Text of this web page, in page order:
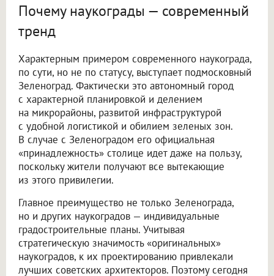
Почему наукограды — современный
тренд
Характерным примером современного наукограда,
по сути, но не по статусу, выступает подмосковный
Зеленоград. Фактически это автономный город
с характерной планировкой и делением
на микрорайоны, развитой инфраструктурой
с удобной логистикой и обилием зеленых зон.
В случае с Зеленоградом его официальная
«принадлежность» столице идет даже на пользу,
поскольку жители получают все вытекающие
из этого привилегии.
Главное преимущество не только Зеленограда,
но и других наукоградов — индивидуальные
градостроительные планы. Учитывая
стратегическую значимость «оригинальных»
наукоградов, к их проектированию привлекали
лучших советских архитекторов. Поэтому сегодня